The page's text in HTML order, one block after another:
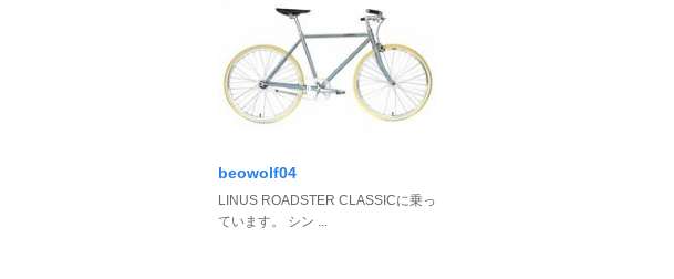
beowolf04
LINUS ROADSTER CLASSICに乗っ
ています。 シン ...